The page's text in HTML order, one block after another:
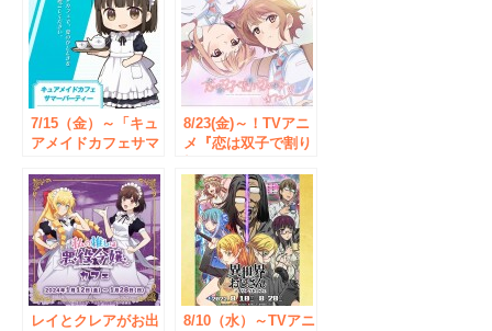
7/15（金）～「キュ
アメイドカフェサマ
催！限定メニューや
「メイド」が登場す
るマンガの複製原画
展示などを実施！
【タブリエ・マーケ
ティング株式会社】
8/23(金)～！TVアニ
メ『恋は双子で割り
フェがCURE MAID
CAFÉで開催！メニ
ュー、特典など詳細
を発表！【タブリ
エ・マーケティング
株式会社】
レイとクレアがお出
8/10（水）～TVアニ